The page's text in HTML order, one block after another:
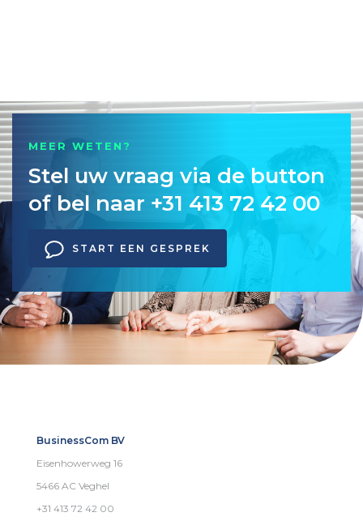
MEER WETEN?
Stel uw vraag via de button
of bel naar +31 413 72 42 00
START EEN GESPREK
BusinessCom BV
Eisenhowerweg 16
5466 AC Veghel
+31 413 72 42 00